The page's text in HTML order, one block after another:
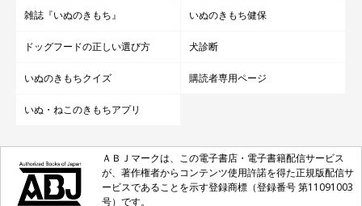
い出をたくさんつくってくださいね！
ご紹介しました。
引き続き11/30（月）まで、第2弾「＃スマイルドッグ」写真投
雑誌『いぬのきもち』 いぬのきもち健保
ドッグフードの正しい選び方 犬診断
いぬのきもちクイズ 購読者専用ページ
いぬ・ねこのきもちアプリ
ＡＢＪマークは、この電子書店・電子書籍配信サービス
が、著作権者からコンテンツ使用許諾を得た正規版配信サ
ービスであることを示す登録商標（登録番号 第11091003
号）です。